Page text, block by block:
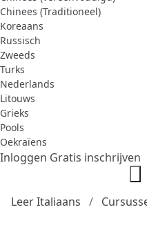
Chinees (Traditioneel)
Koreaans
Russisch
Zweeds
Turks
Nederlands
Litouws
Grieks
Pools
Oekraïens
Inloggen Gratis inschrijven
Leer Italiaans